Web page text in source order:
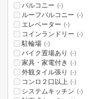
バルコニー (-)
ルーフバルコニー (-)
エレベーター (-)
コインランドリー (-)
駐輪場 (-)
バイク置場あり (-)
家具・家電付き (-)
外観タイル張り (-)
コンロ２口以上 (-)
システムキッチン (-)